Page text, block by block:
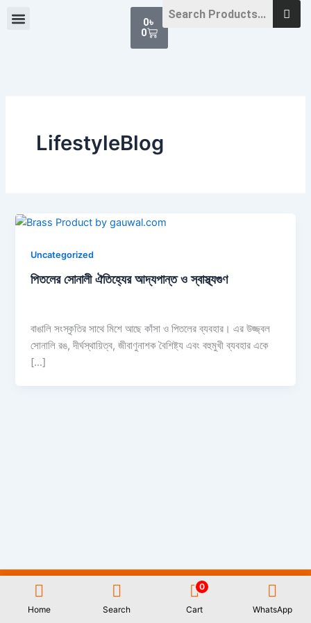
0৳
0
Cart
LifestyleBlog
Uncategorized
পিতলের সোনালী ঐতিহ্যের আদ্যপান্ত ও স্বাস্থ্যগুণ
বাঙালি সংস্কৃতির সাথে মিশে আছে কাঁসা ও পিতলের ব্যবহার। এর উজ্জ্বল
সোনালি রঙ, দীর্ঘস্থায়িত্ব, জীবাণুনাশক বৈশিষ্ট্য এবং বহুমুখী ব্যবহার একে
[…]
All Rights Reserved GAUWAL | Address: 17/1, Monipuripara, Sangshad
Avenue, Dhaka- 1215 | 01977722531 | Designed and Developed by
Home Search
0
Cart WhatsApp